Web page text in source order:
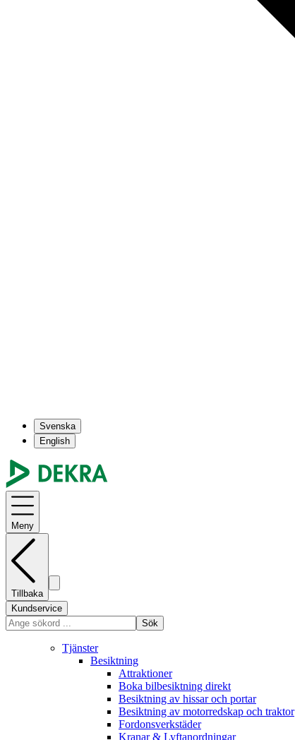
Svenska
English
Meny
Tillbaka
Kundservice
Sök
Tjänster
Besiktning
Attraktioner
Boka bilbesiktning direkt
Besiktning av hissar och portar
Besiktning av motorredskap och traktor
Fordonsverkstäder
Kranar & Lyftanordningar